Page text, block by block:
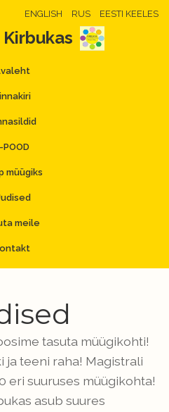
ENGLISH RUS EESTI KEELES
POOD
müügiks
meile
tasuta müügikohti!
ja teeni raha! Magistrali
eri suuruses müügikohta!
asub suures